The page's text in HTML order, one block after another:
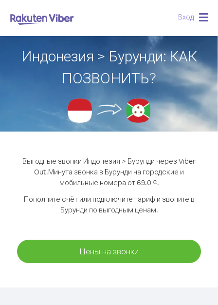
Вход
Индонезия > Бурунди: КАК
ПОЗВОНИТЬ?
Выгодные звонки Индонезия > Бурунди через Viber
Out.Минута звонка в Бурунди на городские и
мобильные номера от 69.0 ¢.
Пополните счёт или подключите тариф и звоните в
Бурунди по выгодным ценам.
Цены на звонки